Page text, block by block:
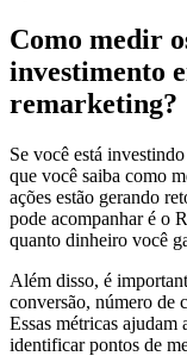
Como medir
investimento
remarketing?
Se você está
que você saiba como
ações estão gerando
pode acompanhar é o
quanto dinheiro você
Além disso, é
conversão, número de
Essas métricas ajudam
identificar pontos de